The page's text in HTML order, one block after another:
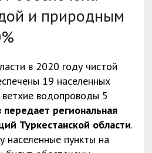
и природным
в 2020 году чистой
19 населенных
водопроводы 5
передает региональная
Туркестанской области.
населенные пункты на